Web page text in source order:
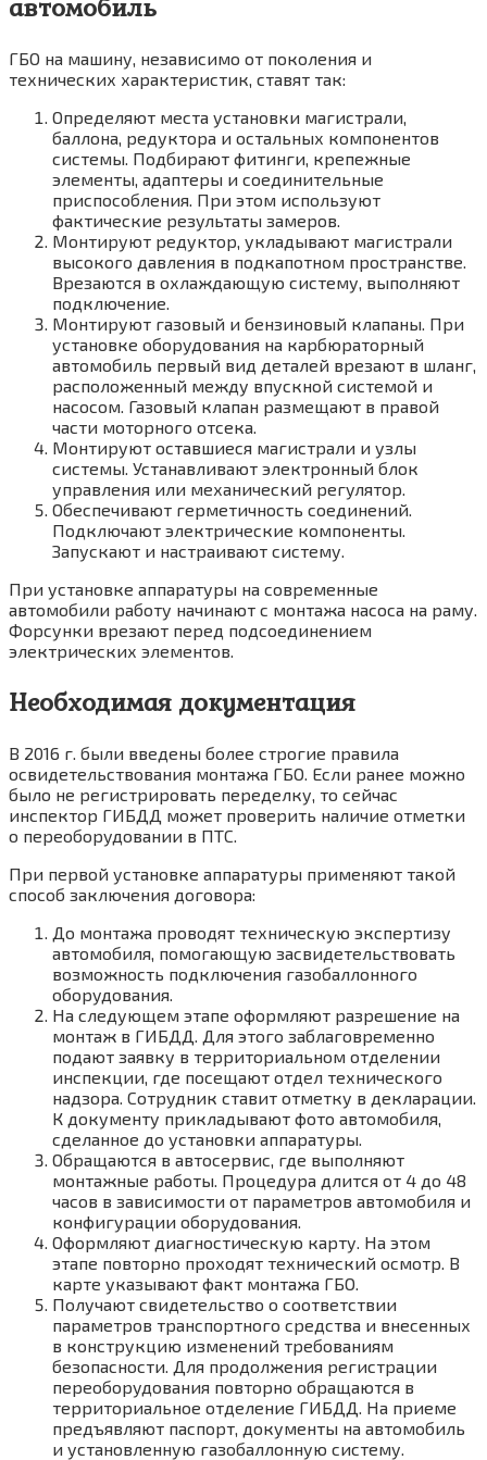
ГБО на машину, независимо от поколения и
технических характеристик, ставят так:
Определяют места установки магистрали,
баллона, редуктора и остальных компонентов
системы. Подбирают фитинги, крепежные
элементы, адаптеры и соединительные
приспособления. При этом используют
фактические результаты замеров.
Монтируют редуктор, укладывают магистрали
высокого давления в подкапотном пространстве.
Врезаются в охлаждающую систему, выполняют
подключение.
Монтируют газовый и бензиновый клапаны. При
установке оборудования на карбюраторный
автомобиль первый вид деталей врезают в шланг,
расположенный между впускной системой и
насосом. Газовый клапан размещают в правой
части моторного отсека.
Монтируют оставшиеся магистрали и узлы
системы. Устанавливают электронный блок
управления или механический регулятор.
Обеспечивают герметичность соединений.
Подключают электрические компоненты.
Запускают и настраивают систему.
При установке аппаратуры на современные
автомобили работу начинают с монтажа насоса на раму.
Форсунки врезают перед подсоединением
электрических элементов.
Необходимая документация
В 2016 г. были введены более строгие правила
освидетельствования монтажа ГБО. Если ранее можно
было не регистрировать переделку, то сейчас
инспектор ГИБДД может проверить наличие отметки
о переоборудовании в ПТС.
При первой установке аппаратуры применяют такой
способ заключения договора:
До монтажа проводят техническую экспертизу
автомобиля, помогающую засвидетельствовать
возможность подключения газобаллонного
оборудования.
На следующем этапе оформляют разрешение на
монтаж в ГИБДД. Для этого заблаговременно
подают заявку в территориальном отделении
инспекции, где посещают отдел технического
надзора. Сотрудник ставит отметку в декларации.
К документу прикладывают фото автомобиля,
сделанное до установки аппаратуры.
Обращаются в автосервис, где выполняют
монтажные работы. Процедура длится от 4 до 48
часов в зависимости от параметров автомобиля и
конфигурации оборудования.
Оформляют диагностическую карту. На этом
этапе повторно проходят технический осмотр. В
карте указывают факт монтажа ГБО.
Получают свидетельство о соответствии
параметров транспортного средства и внесенных
в конструкцию изменений требованиям
безопасности. Для продолжения регистрации
переоборудования повторно обращаются в
территориальное отделение ГИБДД. На приеме
предъявляют паспорт, документы на автомобиль
и установленную газобаллонную систему.